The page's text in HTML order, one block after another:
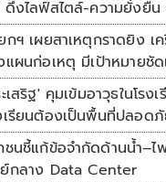
ดึงไลฟ์สไตล์-ความยั่งยืน
อปปิงมีความหมาย
กฯ เผยสาเหตุกราดยิง เ
แผนก่อเหตุ มีเป้าหมายชัด
เสริฐ' คุมเข้มอาวุธในโรง
เรียนต้องเป็นพื้นที่ปลอด
ชนชี้แก้ข้อจำกัดด้านน้ำ–ไ
กลาง Data Center